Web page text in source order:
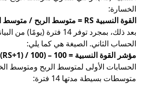
الخسارة:
القوة النسبية RS = متوسط الربح / متوسط الخسارة
بعد ذلك، بمجرد توفر 14 فترة
الحساب الثاني. الصيغة هي كما يلي:
مؤشر القوة النسبية = 100 – (100 / (1+RS))
الحسابات الأولى لمتوسط الربح ومتوسط
متوسطات بسيطة مدتها 14 فترة: